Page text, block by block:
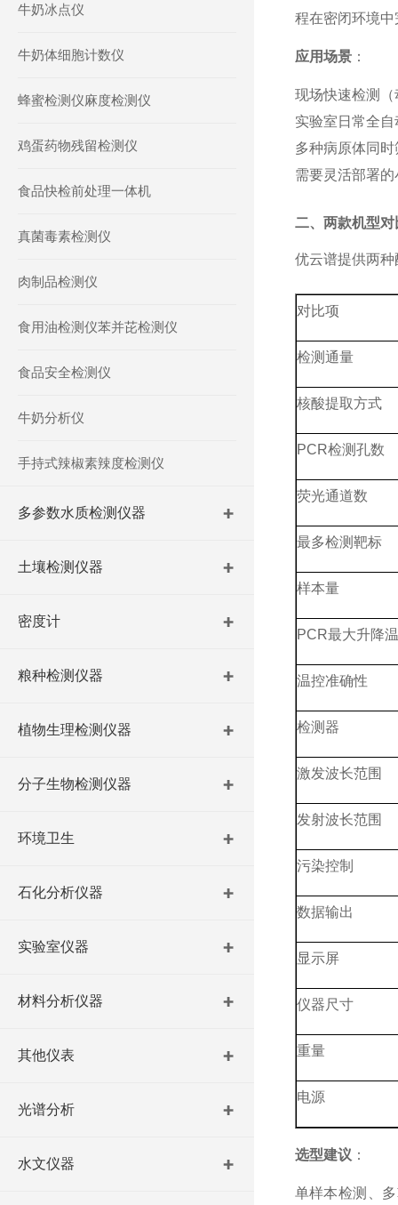
程在密闭环境
应用场景：
现场快速检测
实验室日常全自
多种病原体同
需要灵活部署
二、两款机型对
优云谱提供两
对比项
检测通量
核酸提取方式
PCR检测孔数
荧光通道数
最多检测靶标
样本量
PCR最大升降
温控准确性
检测器
激发波长范围
发射波长范围
污染控制
数据输出
显示屏
仪器尺寸
重量
电源
选型建议 ：
单样本检测、
牛奶冰点仪
牛奶体细胞计数仪
蜂蜜检测仪麻度检测仪
鸡蛋药物残留检测仪
食品快检前处理一体机
真菌毒素检测仪
肉制品检测仪
食用油检测仪苯并芘检测仪
食品安全检测仪
牛奶分析仪
手持式辣椒素辣度检测仪
多参数水质检测仪器
土壤检测仪器
密度计
粮种检测仪器
植物生理检测仪器
分子生物检测仪器
环境卫生
石化分析仪器
实验室仪器
材料分析仪器
其他仪表
光谱分析
水文仪器